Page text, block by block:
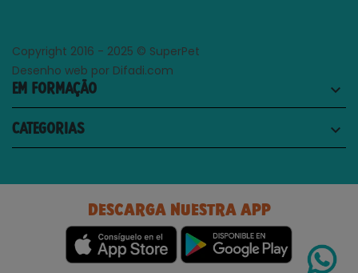
Copyright 2016 - 2025 © SuperPet
Desenho web por Difadi.com
EM FORMAÇÃO keyboard_arrow_down
CATEGORIAS keyboard_arrow_down
DESCARGA NUESTRA APP